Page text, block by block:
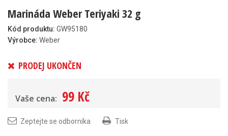
Marináda Weber Teriyaki 32 g
Kód produktu: GW95180
Výrobce: Weber
PRODEJ UKONČEN
Vaše cena: 99 Kč
Zeptejte se odborníka Tisk